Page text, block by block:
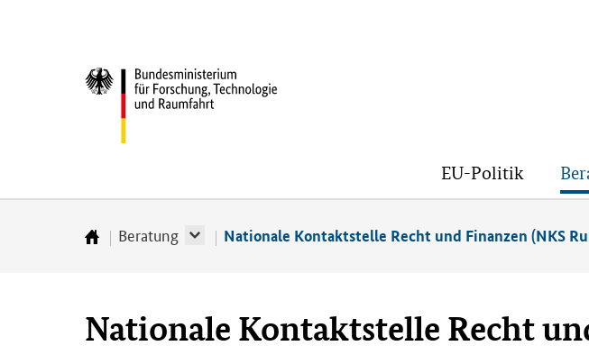
(Eingabetaste)
(Eingabetaste)
(Eingabetaste)
Bundesministerium
und
Raumfahrt
EU-Politik
StartseiteBeratung Nationale Kontaktstelle Recht und Finanzen (NKS
Nationale Kontaktstelle Recht